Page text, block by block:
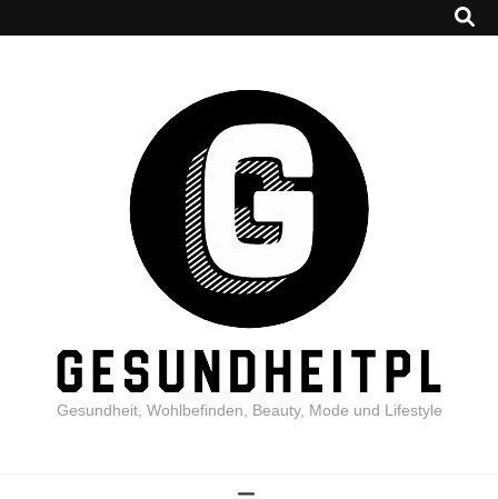
Gesundheit, Wohlbefinden, Beauty, Mode und Lifestyle